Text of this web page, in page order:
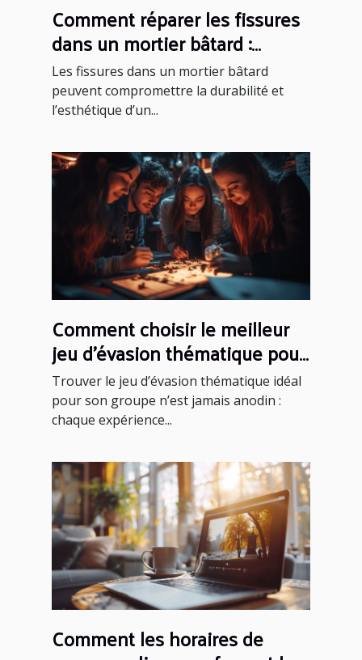
Comment réparer les fissures
dans un mortier bâtard :
méthodes et conseils
Les fissures dans un mortier bâtard
peuvent compromettre la durabilité et
l’esthétique d’un...
Comment choisir le meilleur
jeu d'évasion thématique pour
votre groupe
Trouver le jeu d’évasion thématique idéal
pour son groupe n’est jamais anodin :
chaque expérience...
Comment les horaires de